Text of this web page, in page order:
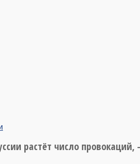
растёт число провокаций,